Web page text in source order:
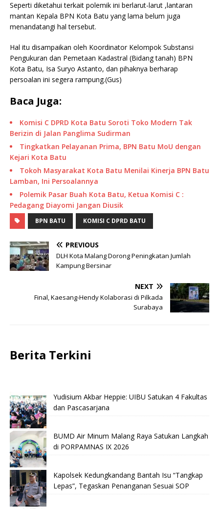
Seperti diketahui terkait polemik ini berlarut-larut ,lantaran
mantan Kepala BPN Kota Batu yang lama belum juga
menandatangi hal tersebut.
Hal itu disampaikan oleh Koordinator Kelompok Substansi
Pengukuran dan Pemetaan Kadastral (Bidang tanah) BPN
Kota Batu, Isa Suryo Astanto, dan pihaknya berharap
persoalan ini segera rampung.(Gus)
Baca Juga:
Komisi C DPRD Kota Batu Soroti Toko Modern Tak
Berizin di Jalan Panglima Sudirman
Tingkatkan Pelayanan Prima, BPN Batu MoU dengan
Kejari Kota Batu
Tokoh Masyarakat Kota Batu Menilai Kinerja BPN Batu
Lamban, Ini Persoalannya
Polemik Pasar Buah Kota Batu, Ketua Komisi C :
Pedagang Diayomi Jangan Diusik
BPN BATU KOMISI C DPRD BATU
PREVIOUS
DLH Kota Malang Dorong Peningkatan Jumlah
Kampung Bersinar
NEXT
Final, Kaesang-Hendy Kolaborasi di Pilkada
Surabaya
Berita Terkini
Yudisium Akbar Heppie: UIBU Satukan 4 Fakultas
dan Pascasarjana
BUMD Air Minum Malang Raya Satukan Langkah
di PORPAMNAS IX 2026
Kapolsek Kedungkandang Bantah Isu “Tangkap
Lepas”, Tegaskan Penanganan Sesuai SOP